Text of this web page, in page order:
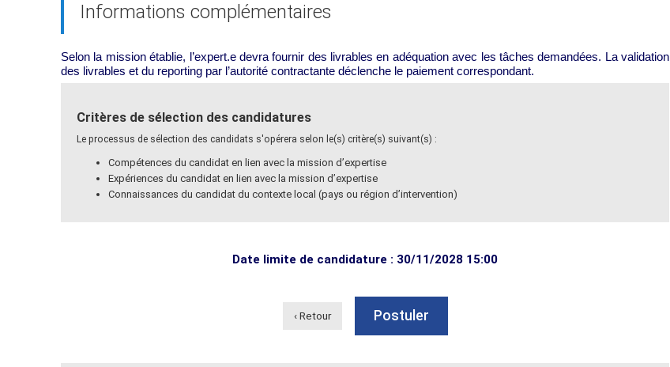
Informations complémentaires
Selon la mission établie, l’expert.e devra fournir des livrables en adéquation avec les tâches demandées. La validation
des livrables et du reporting par l’autorité contractante déclenche le paiement correspondant.
Critères de sélection des candidatures
Le processus de sélection des candidats s'opérera selon le(s) critère(s) suivant(s) :
Compétences du candidat en lien avec la mission d’expertise
Expériences du candidat en lien avec la mission d’expertise
Connaissances du candidat du contexte local (pays ou région d’intervention)
Date limite de candidature : 30/11/2028 15:00
‹ Retour Postuler